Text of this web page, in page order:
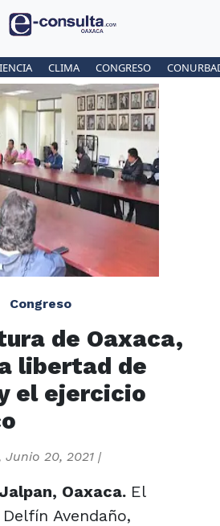
CLIMA CONGRESO
Congreso
de Oaxaca,
libertad de
el ejercicio
Junio 20, 2021 |
Oaxaca. El
Avendaño,